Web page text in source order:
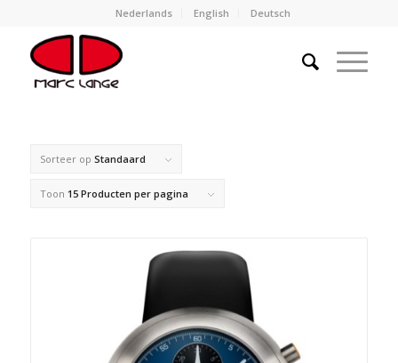
Nederlands English Deutsch
Sorteer op Standaard
Toon 15 Producten per pagina